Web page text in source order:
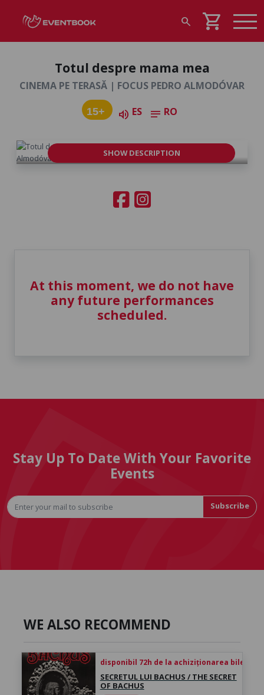
search shopping_cart
Totul despre mama mea
CINEMA PE TERASĂ | FOCUS PEDRO ALMODÓVAR
15+ volume_up ES notes RO
SHOW DESCRIPTION
At this moment, we do not have
any future performances
scheduled.
Stay Up To Date With Your Favorite
Events
Subscribe
WE ALSO RECOMMEND
disponibil 72h de la achiziționarea biletului
SECRETUL LUI BACHUS / THE SECRET
OF BACHUS